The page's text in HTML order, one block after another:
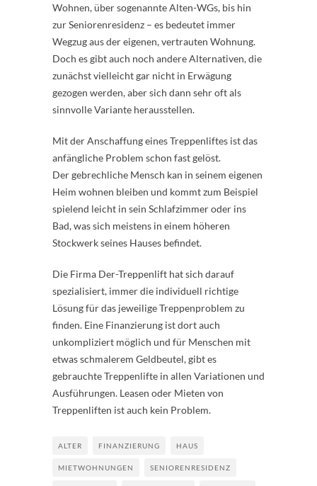
Wohnen, über sogenannte Alten-WGs, bis hin
zur Seniorenresidenz – es bedeutet immer
Wegzug aus der eigenen, vertrauten Wohnung.
Doch es gibt auch noch andere Alternativen, die
zunächst vielleicht gar nicht in Erwägung
gezogen werden, aber sich dann sehr oft als
sinnvolle Variante herausstellen.
Mit der Anschaffung eines Treppenliftes ist das
anfängliche Problem schon fast gelöst.
Der gebrechliche Mensch kan in seinem eigenen
Heim wohnen bleiben und kommt zum Beispiel
spielend leicht in sein Schlafzimmer oder ins
Bad, was sich meistens in einem höheren
Stockwerk seines Hauses befindet.
Die Firma Der-Treppenlift hat sich darauf
spezialisiert, immer die individuell richtige
Lösung für das jeweilige Treppenproblem zu
finden. Eine Finanzierung ist dort auch
unkompliziert möglich und für Menschen mit
etwas schmalerem Geldbeutel, gibt es
gebrauchte Treppenlifte in allen Variationen und
Ausführungen. Leasen oder Mieten von
Treppenliften ist auch kein Problem.
ALTER FINANZIERUNG HAUS
MIETWOHNUNGEN SENIORENRESIDENZ